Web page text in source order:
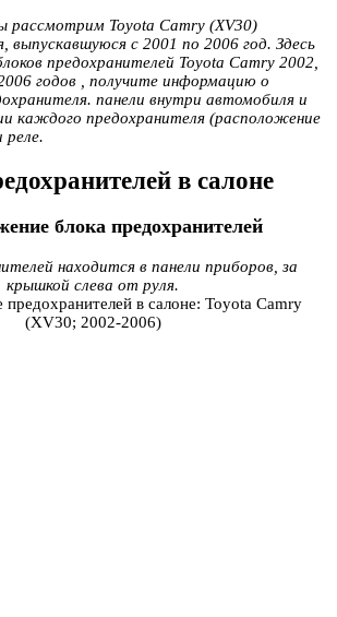
рассмотрим Toyota Camry (XV30)
выпускавшуюся с 2001 по 2006 год. Здесь
предохранителей Toyota Camry 2002,
годов , получите информацию о
панели внутри автомобиля и
каждого предохранителя (расположение
реле.
в салоне
блока предохранителей
находится в панели приборов, за
крышкой слева от руля.